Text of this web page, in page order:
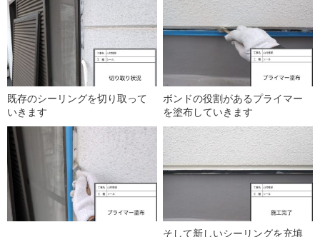
既存のシーリングを切り取って
いきます
ボンドの役割があるプライマー
を塗布していきます
そして新しいシーリングを充填